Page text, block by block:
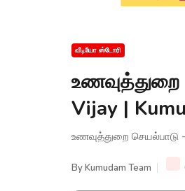
வீடியோ ஸ்டோரி
Vijay |
உணவுத்துறை
ByKumudam Team